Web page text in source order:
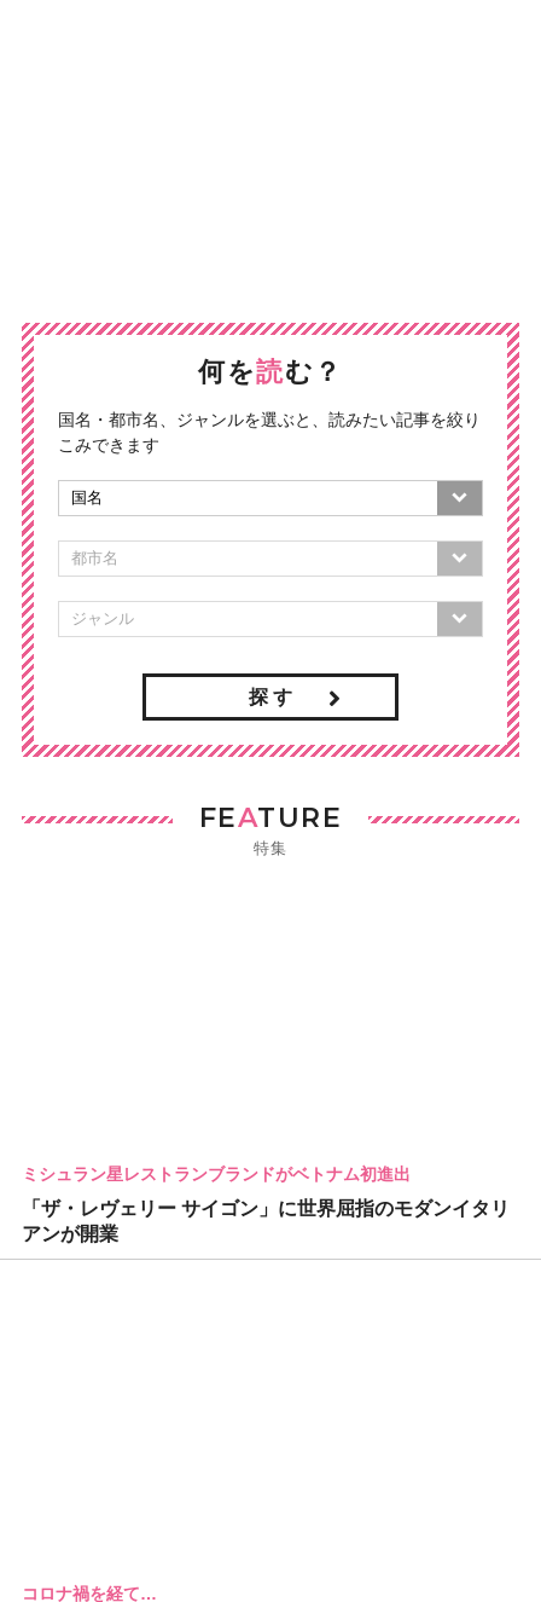
何を読む？
国名・都市名、ジャンルを選ぶと、読みたい記事を絞り
こみできます
探 す
FEATURE
特集
ミシュラン星レストランブランドがベトナム初進出
「ザ・レヴェリー サイゴン」に世界屈指のモダンイタリ
アンが開業
コロナ禍を経て…